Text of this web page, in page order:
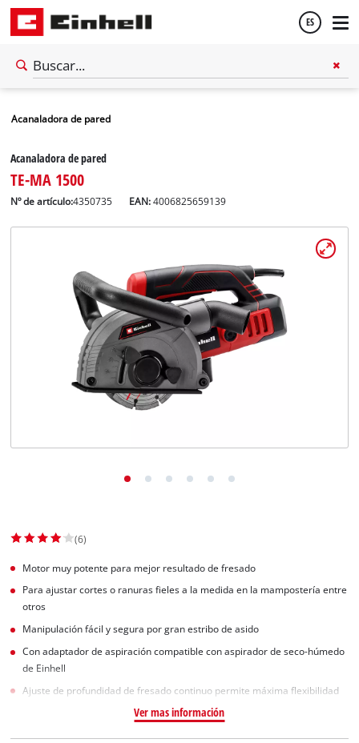
ES
Acanaladora de pared
Acanaladora de pared
TE-MA 1500
Nº de artículo:4350735 EAN:4006825659139
(6)
Motor muy potente para mejor resultado de fresado
Para ajustar cortes o ranuras fieles a la medida en la mampostería entre
otros
Manipulación fácil y segura por gran estribo de asido
Con adaptador de aspiración compatible con aspirador de seco-húmedo
de Einhell
Ajuste de profundidad de fresado continuo permite máxima flexibilidad
Ver mas información